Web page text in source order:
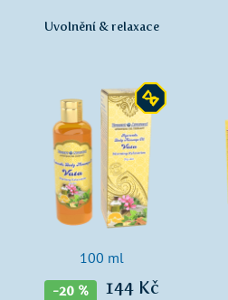
Uvolnění & relaxace
100 ml
-20 % 144 Kč